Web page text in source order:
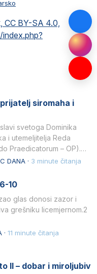
CC BY-SA 4.0,
siromaha i
svetoga Dominika
i utemeljitelja Reda
Praedicatorum – OP).
ljubavlju prema
DANA · 3 minute čitanja
10
glas donosi zazor i
grešniku licemjernom.2
· 11 minute čitanja
II – dobar i miroljubiv